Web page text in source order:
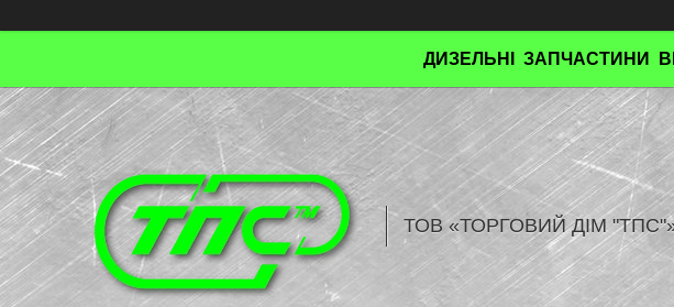
ДИЗЕЛЬНІ ЗАПЧАСТИНИ
ТОВ «ТОРГОВИЙ ДІМ